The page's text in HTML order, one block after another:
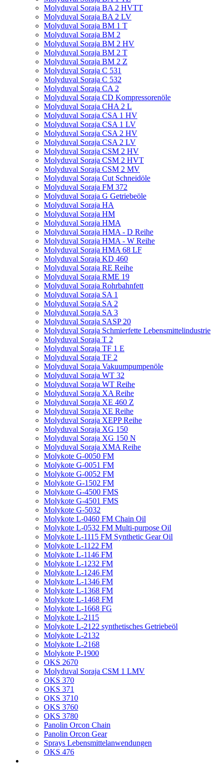
Molyduval Soraja BA 2 HVTT
Molyduval Soraja BA 2 LV
Molyduval Soraja BM 1 T
Molyduval Soraja BM 2
Molyduval Soraja BM 2 HV
Molyduval Soraja BM 2 T
Molyduval Soraja BM 2 Z
Molyduval Soraja C 531
Molyduval Soraja C 532
Molyduval Soraja CA 2
Molyduval Soraja CD Kompressorenöle
Molyduval Soraja CHA 2 L
Molyduval Soraja CSA 1 HV
Molyduval Soraja CSA 1 LV
Molyduval Soraja CSA 2 HV
Molyduval Soraja CSA 2 LV
Molyduval Soraja CSM 2 HV
Molyduval Soraja CSM 2 HVT
Molyduval Soraja CSM 2 MV
Molyduval Soraja Cut Schneidöle
Molyduval Soraja FM 372
Molyduval Soraja G Getriebeöle
Molyduval Soraja HA
Molyduval Soraja HM
Molyduval Soraja HMA
Molyduval Soraja HMA - D Reihe
Molyduval Soraja HMA - W Reihe
Molyduval Soraja HMA 68 LF
Molyduval Soraja KD 460
Molyduval Soraja RE Reihe
Molyduval Soraja RME 19
Molyduval Soraja Rohrbahnfett
Molyduval Soraja SA 1
Molyduval Soraja SA 2
Molyduval Soraja SA 3
Molyduval Soraja SASP 20
Molyduval Soraja Schmierfette Lebensmittelindustrie
Molyduval Soraja T 2
Molyduval Soraja TF 1 E
Molyduval Soraja TF 2
Molyduval Soraja Vakuumpumpenöle
Molyduval Soraja WT 32
Molyduval Soraja WT Reihe
Molyduval Soraja XA Reihe
Molyduval Soraja XE 460 Z
Molyduval Soraja XE Reihe
Molyduval Soraja XEPP Reihe
Molyduval Soraja XG 150
Molyduval Soraja XG 150 N
Molyduval Soraja XMA Reihe
Molykote G-0050 FM
Molykote G-0051 FM
Molykote G-0052 FM
Molykote G-1502 FM
Molykote G-4500 FMS
Molykote G-4501 FMS
Molykote G-5032
Molykote L-0460 FM Chain Oil
Molykote L-0532 FM Multi-purpose Oil
Molykote L-1115 FM Synthetic Gear Oil
Molykote L-1122 FM
Molykote L-1146 FM
Molykote L-1232 FM
Molykote L-1246 FM
Molykote L-1346 FM
Molykote L-1368 FM
Molykote L-1468 FM
Molykote L-1668 FG
Molykote L-2115
Molykote L-2122 synthetisches Getriebeöl
Molykote L-2132
Molykote L-2168
Molykote P-1900
OKS 2670
Molyduval Soraja CSM 1 LMV
OKS 370
OKS 371
OKS 3710
OKS 3760
OKS 3780
Panolin Orcon Chain
Panolin Orcon Gear
Sprays Lebensmittelanwendungen
OKS 476